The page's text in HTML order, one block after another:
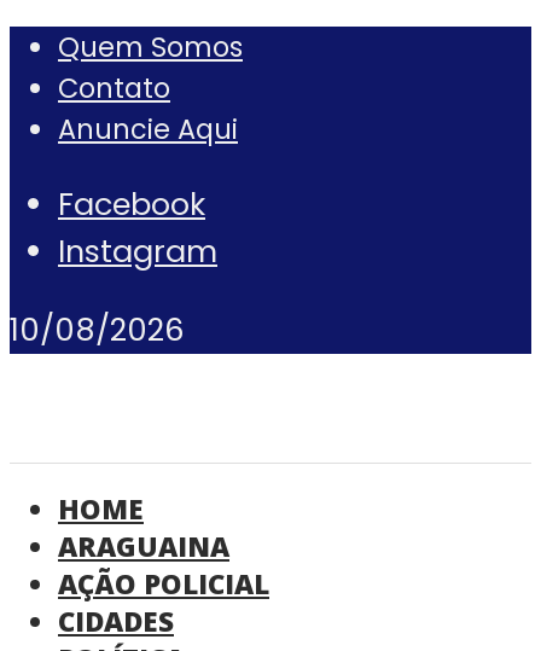
Quem Somos
Contato
Anuncie Aqui
Facebook
Instagram
10/08/2026
HOME
ARAGUAINA
AÇÃO POLICIAL
CIDADES